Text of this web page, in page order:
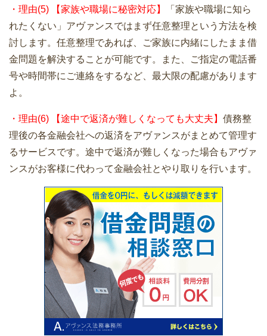
・理由(5) 【家族や職場に秘密対応】
「家族や職場に知ら
れたくない」アヴァンスではまず任意整理という方法を検
討します。任意整理であれば、ご家族に内緒にしたまま借
金問題を解決することが可能です。また、ご指定の電話番
号や時間帯にご連絡をするなど、最大限の配慮があります
よ。
・理由(6) 【途中で返済が難しくなっても大丈夫】 債務整
理後の各金融会社への返済をアヴァンスがまとめて管理す
るサービスです。途中で返済が難しくなった場合もアヴァ
ンスがお客様に代わって金融会社とやり取りを行います。